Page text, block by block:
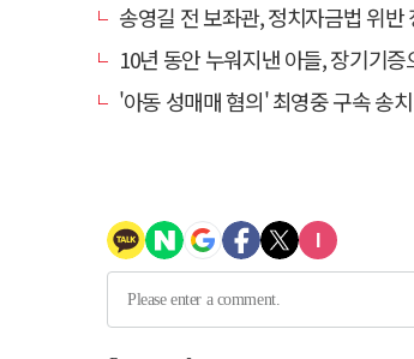
송영길 전 보좌관, 정치자금법 위반
10년 동안 누워지낸 아들, 장기기증으
'아동 성매매 혐의' 최영중 구속 송